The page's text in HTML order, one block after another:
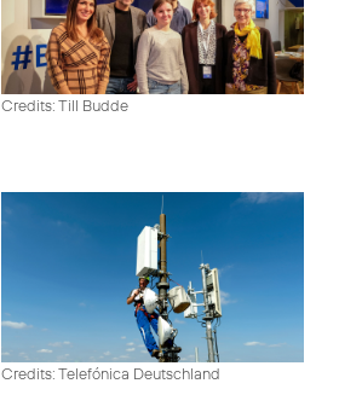
Credits: Till Budde
Credits: Telefónica Deutschland